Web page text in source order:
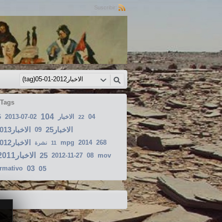
Suscribir:
2013-07-02 104 الاخبار 22 04
الاخبار2013-06-12 09
الاخبار25
الاخبار2012-09-30
نشرة 11 mpg 2014 268
الاخبار2011-12-31 25 2012-11-27 08 mov
03 05